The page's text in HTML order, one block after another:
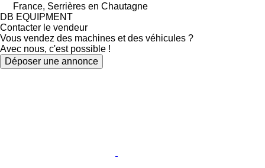
France, Serrières en Chautagne
DB EQUIPMENT
Contacter le vendeur
Vous vendez des machines et des véhicules ?
Avec nous, c'est possible !
Déposer une annonce